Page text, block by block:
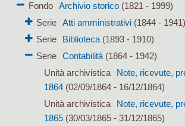
Fondo
Archivio storico(1821 - 1999)
Serie Atti amministrativi(1844 - 1941)
Serie
Biblioteca(1893 - 1910)
Serie Contabilità(1864 - 1942)
Unità archivistica
Note, ricevute,
1864 (02/09/1864 - 16/12/1864)
Unità archivistica
Note, ricevute,
1865 (30/03/1865 - 31/12/1865)